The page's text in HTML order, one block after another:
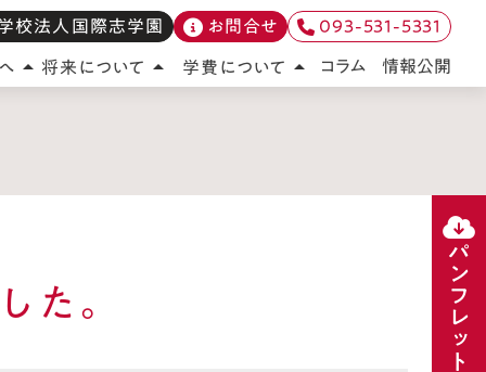
。 パンフレット
校法人国際志学園 お問合せ
093-531-5331
arrow_drop_up 将来について arrow_drop_up 学費について arrow_drop_up コラム 情報公開